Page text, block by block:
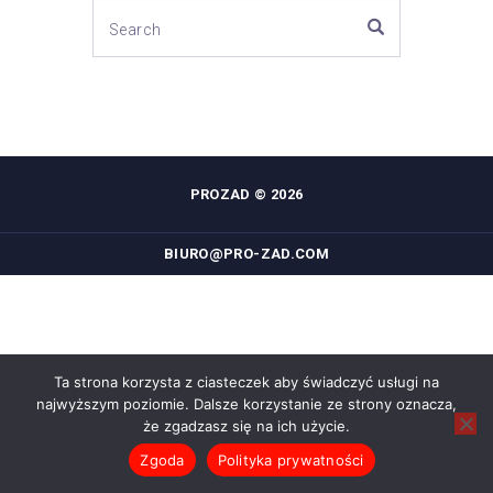
PROZAD © 2026
BIURO@PRO-ZAD.COM
Ta strona korzysta z ciasteczek aby świadczyć usługi na
najwyższym poziomie. Dalsze korzystanie ze strony oznacza,
że zgadzasz się na ich użycie.
Zgoda
Polityka prywatności